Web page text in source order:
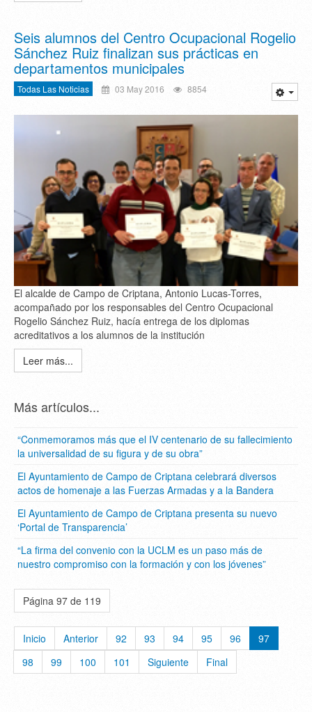
Seis alumnos del Centro Ocupacional Rogelio
Sánchez Ruiz finalizan sus prácticas en
departamentos municipales
Todas Las Noticias 03 May 2016 8854
El alcalde de Campo de Criptana, Antonio Lucas-Torres,
acompañado por los responsables del Centro Ocupacional
Rogelio Sánchez Ruiz, hacía entrega de los diplomas
acreditativos a los alumnos de la institución
Leer más...
Más artículos...
“Conmemoramos más que el IV centenario de su fallecimiento
la universalidad de su figura y de su obra”
El Ayuntamiento de Campo de Criptana celebrará diversos
actos de homenaje a las Fuerzas Armadas y a la Bandera
El Ayuntamiento de Campo de Criptana presenta su nuevo
‘Portal de Transparencia’
“La firma del convenio con la UCLM es un paso más de
nuestro compromiso con la formación y con los jóvenes”
Página 97 de 119
Inicio Anterior 92 93 94 95 96
97
98
99 100 101 Siguiente Final